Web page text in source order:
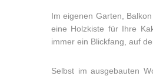
Im eigenen Garten,
eine Holzkiste für Ihre
immer ein Blickfang, auf
Selbst im ausgebauten